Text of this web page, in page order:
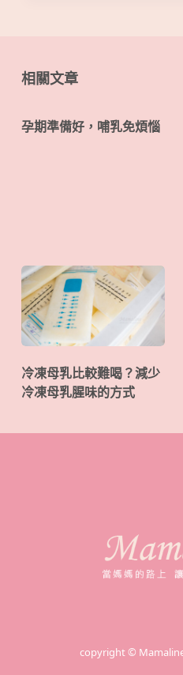
相關文章
孕期準備好，哺乳免煩惱
冷凍母乳比較難喝？減少
冷凍母乳腥味的方式
copyright ©